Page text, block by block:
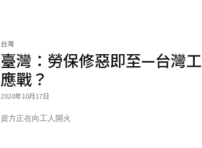
台灣
臺灣：勞保修惡即至—台灣
應戰？
2020年10月17日
資方正在向工人開火